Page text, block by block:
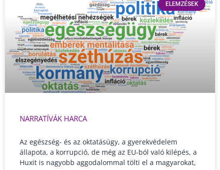
ELEMZÉSEK
NARRATÍVÁK HARCA
Az egészség- és az oktatásügy, a gyerekvédelem
állapota, a korrupció, de még az EU-ból való kilépés, a
Huxit is nagyobb aggodalommal tölti el a magyarokat,